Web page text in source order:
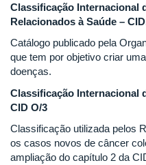
Classificação Internacional
Relacionados à Saúde –
Catálogo publicado pela
que tem por objetivo criar
doenças.
Classificação Internacional
CID O/3
Classificação utilizada pelos
os casos novos de câncer
ampliação do capítulo 2 da